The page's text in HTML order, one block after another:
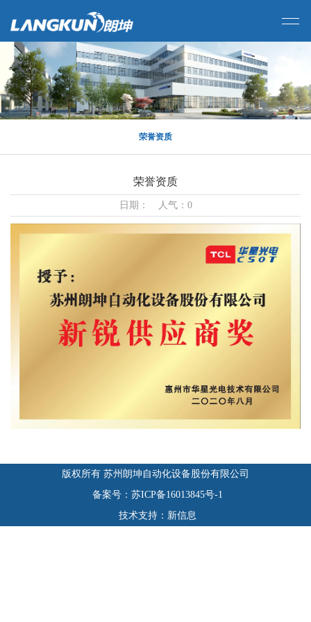
荣誉资质
荣誉资质
日期： 人气：0
版权所有 苏州朗坤自动化设备股份有限公司
备案号：苏ICP备16013845号-1
技术支持：新信息